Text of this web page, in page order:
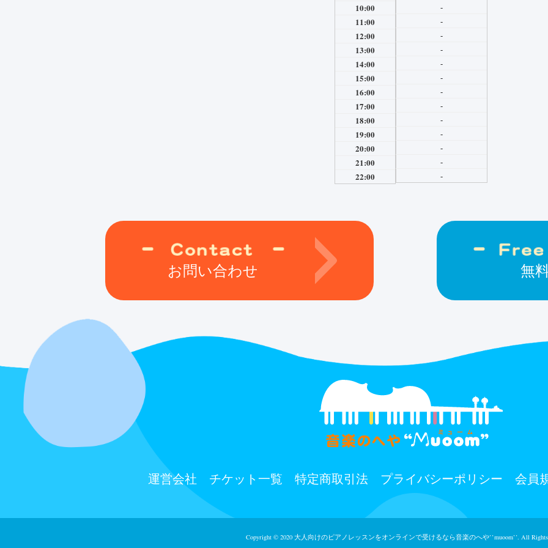
10:00
11:00
12:00
13:00
14:00
15:00
16:00
17:00
18:00
19:00
20:00
21:00
22:00
-
-
-
-
-
-
-
-
-
-
-
-
-
お問い合わせ 無
運営会社 チケット⼀覧 特定商取引法 プライバシーポリシー 会員
Copyright © 2020 大人向けのピアノレッスンをオンラインで受けるなら⾳楽のへや’’muoom’’. All